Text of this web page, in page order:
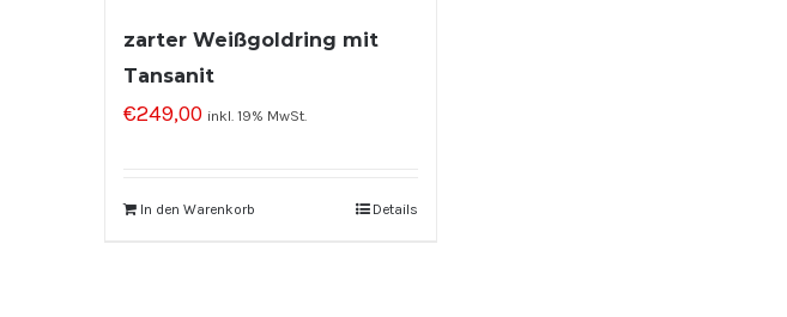
zarter Weißgoldring mit
Tansanit
€249,00 inkl. 19% MwSt.
In den Warenkorb Details